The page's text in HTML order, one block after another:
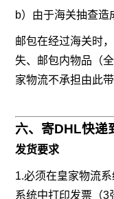
b）由于海关抽查造
邮包在经过海关时
失、邮包内物品（
家物流不承担由此
六、寄DHL快递
发货要求
1.必须在皇家物流
系统中打印发票（3